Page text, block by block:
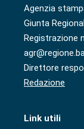
Agenzia
Giunta
Registrazione
Direttore
Redazione
Link utili